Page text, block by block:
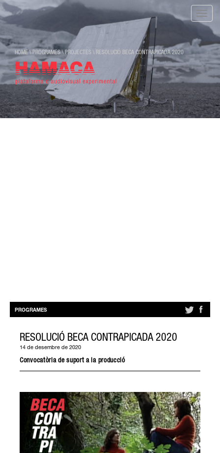
Toggle
HOME\ PROGRAMES\PROJECTES \ RESOLUCIÓ BECA CONTRAPICADA 2020
PROGRAMES
RESOLUCIÓ BECA CONTRAPICADA 2020
14 de desembre de 2020
Convocatòria de suport a la producció